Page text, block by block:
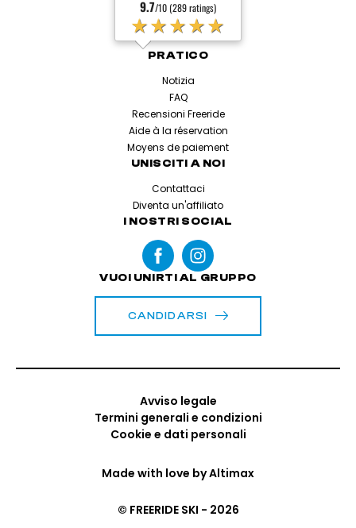
9.7/10 (289 ratings)
★★★★★
PRATICO
Notizia
FAQ
Recensioni Freeride
Aide à la réservation
Moyens de paiement
UNISCITI A NOI
Contattaci
Diventa un'affiliato
I NOSTRI SOCIAL
VUOI UNIRTI AL GRUPPO
CANDIDARSI
© FREERIDE SKI - 2026
Avviso legale
Termini generali e condizioni
Cookie e dati personali
Made with love byAltimax